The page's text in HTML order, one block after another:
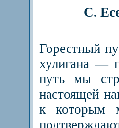
С.
Горестный
хулигана —
путь мы
настоящей
к которым